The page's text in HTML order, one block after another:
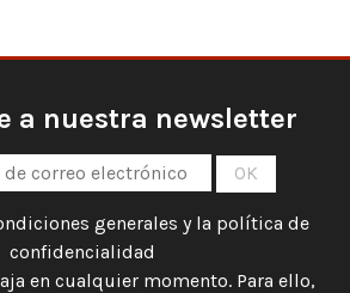
a nuestra newsletter
generales y la política de
confidencialidad
en cualquier momento. Para ello,